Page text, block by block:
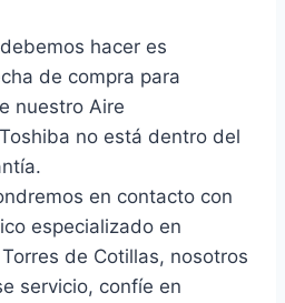
hacer es
de compra para
nuestro Aire
no está dentro del
en contacto con
especializado en
de Cotillas, nosotros
servicio, confíe en